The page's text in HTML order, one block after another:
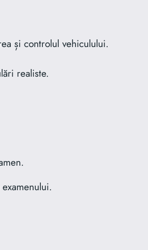
și controlul vehiculului.
realiste.